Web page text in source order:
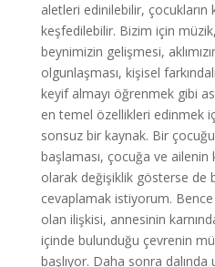
aletleri edinilebilir, çocukların
keşfedilebilir. Bizim için
beynimizin gelişmesi,
olgunlaşması, kişisel
keyif almayı öğrenmek gibi
en temel özellikleri edinmek
sonsuz bir kaynak. Bir
başlaması, çocuğa ve ailenin
olarak değişiklik gösterse de
cevaplamak istiyorum.
olan ilişkisi, annesinin
içinde bulunduğu çevrenin
başlıyor. Daha sonra